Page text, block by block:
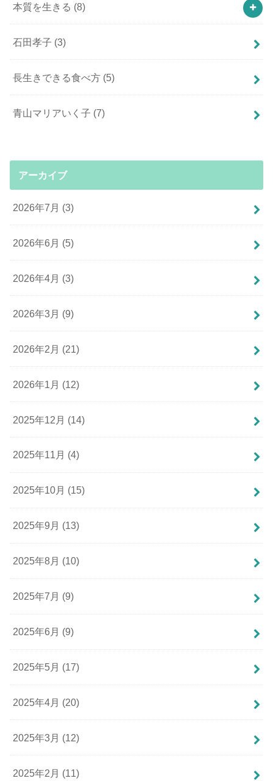
本質を生きる (8)
石田孝子 (3)
長生きできる食べ方 (5)
青山マリアいく子 (7)
アーカイブ
2026年7月 (3)
2026年6月 (5)
2026年4月 (3)
2026年3月 (9)
2026年2月 (21)
2026年1月 (12)
2025年12月 (14)
2025年11月 (4)
2025年10月 (15)
2025年9月 (13)
2025年8月 (10)
2025年7月 (9)
2025年6月 (9)
2025年5月 (17)
2025年4月 (20)
2025年3月 (12)
2025年2月 (11)